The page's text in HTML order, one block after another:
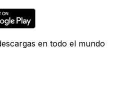
en todo el mundo